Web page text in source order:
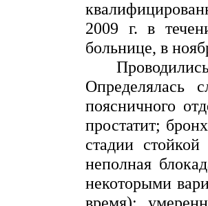
2009 г. в
больнице, в
Определялась
поясничного
простатит;
стадии
неполная
некоторыми
время):